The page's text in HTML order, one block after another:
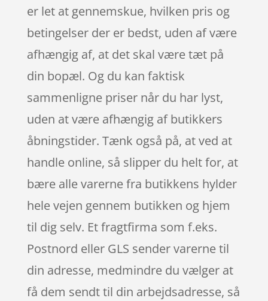
er let at gennemskue, hvilken pris og
betingelser der er bedst, uden af være
afhængig af, at det skal være tæt på
din bopæl. Og du kan faktisk
sammenligne priser når du har lyst,
uden at være afhængig af butikkers
åbningstider. Tænk også på, at ved at
handle online, så slipper du helt for, at
bære alle varerne fra butikkens hylder
hele vejen gennem butikken og hjem
til dig selv. Et fragtfirma som f.eks.
Postnord eller GLS sender varerne til
din adresse, medmindre du vælger at
få dem sendt til din arbejdsadresse, så